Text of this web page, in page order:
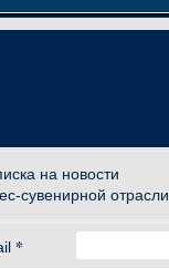
на новости
сувенирной отрасли
*